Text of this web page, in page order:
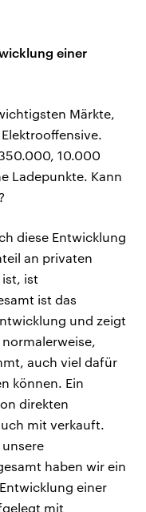
einer
Märkte,
10.000
Ladepunkte. Kann
diese Entwicklung
an privaten
ist
ist das
und zeigt
auch viel dafür
können. Ein
direkten
mit verkauft.
haben wir ein
einer
mit